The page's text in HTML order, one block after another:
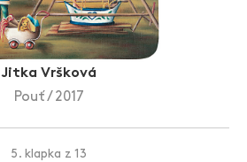
Jitka Vršková
Pouť / 2017
5. klapka z 13